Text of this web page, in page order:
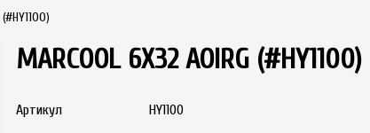
товар отсутствует
MARCOOL 6X32 AOIRG (#HY1100)
Артикул HY1100